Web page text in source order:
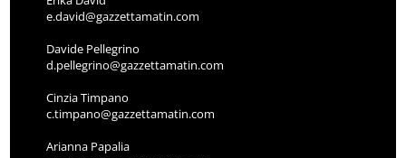
e.david@gazzettamatin.com
Davide Pellegrino
d.pellegrino@gazzettamatin.com
Cinzia Timpano
c.timpano@gazzettamatin.com
Arianna Papalia